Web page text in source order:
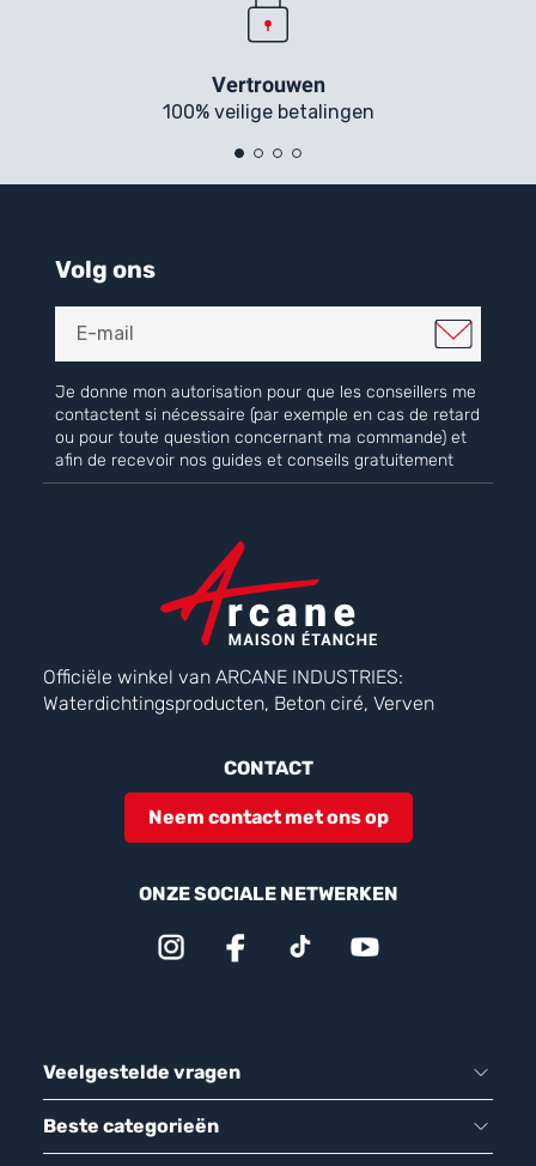
Vertrouwen
100% veilige betalingen
Volg ons
Je donne mon autorisation pour que les conseillers me
contactent si nécessaire (par exemple en cas de retard
ou pour toute question concernant ma commande) et
afin de recevoir nos guides et conseils gratuitement
Officiële winkel van ARCANE INDUSTRIES:
Waterdichtingsproducten, Beton ciré, Verven
CONTACT
Neem contact met ons op
ONZE SOCIALE NETWERKEN
Veelgestelde vragen
Beste categorieën